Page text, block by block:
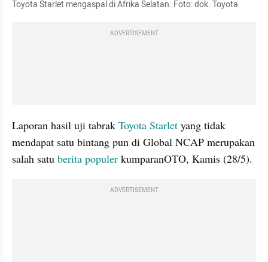
Toyota Starlet mengaspal di Afrika Selatan. Foto: dok. Toyota
ADVERTISEMENT
Laporan hasil uji tabrak Toyota Starlet yang tidak
mendapat satu bintang pun di Global NCAP merupakan
salah satu berita populer kumparanOTO, Kamis (28/5).
ADVERTISEMENT